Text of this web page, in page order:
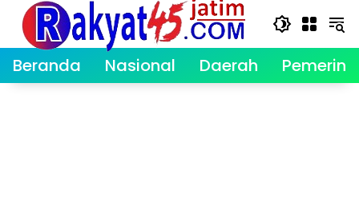
Langsung
konten
Beranda Nasional Daerah